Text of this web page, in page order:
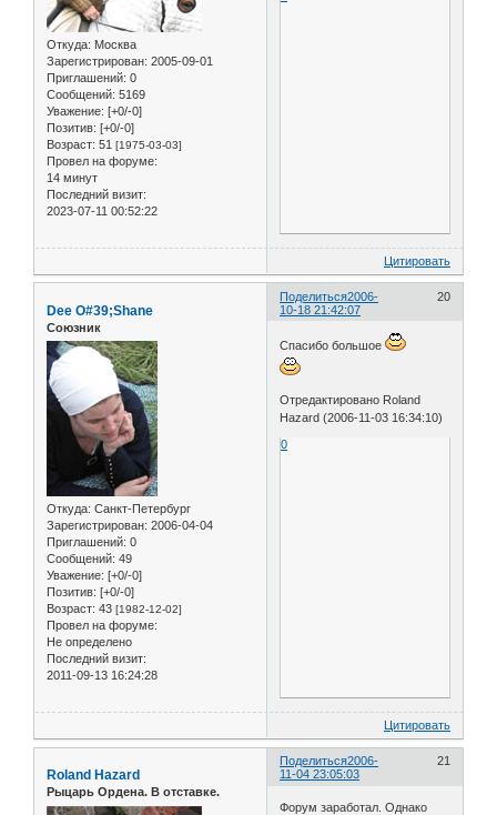
Откуда: Москва
Зарегистрирован: 2005-09-01
Приглашений: 0
Сообщений: 5169
Уважение: [+0/-0]
Позитив: [+0/-0]
Возраст: 51 [1975-03-03]
Провел на форуме:
14 минут
Последний визит:
2023-07-11 00:52:22
Цитировать
Поделиться 20
2006-
10-18 21:42:07
Dee O#39;Shane
Союзник
Откуда: Санкт-Петербург
Зарегистрирован: 2006-04-04
Приглашений: 0
Сообщений: 49
Уважение: [+0/-0]
Позитив: [+0/-0]
Возраст: 43 [1982-12-02]
Провел на форуме:
Не определено
Последний визит:
2011-09-13 16:24:28
Спасибо большое
Отредактировано Roland
Hazard (2006-11-03 16:34:10)
0
Цитировать
Поделиться 21
2006-
11-04 23:05:03
Roland Hazard
Рыцарь Ордена. В отставке.
Форум заработал. Однако